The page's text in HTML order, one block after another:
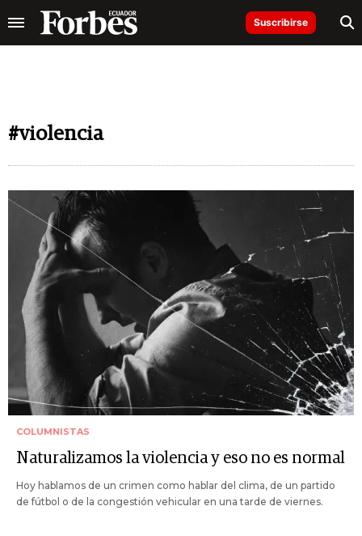
Suscribirse
#violencia
COLUMNISTAS
Naturalizamos la violencia y eso no es normal
Hoy hablamos de un crimen como hablar del clima, de un partido
de fútbol o de la congestión vehicular en una tarde de viernes.